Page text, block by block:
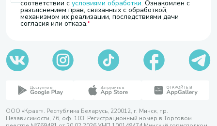
соответствии с условиями обработки. Ознакомлен с
разъяснением прав, связанных с обработкой,
механизмом их реализации, последствиями дачи
согласия или отказа.
ООО «Кравт». Республика Беларусь, 220012, г. Минск, пр.
Независимости, 76, оф. 103. Регистрационный номер в Торговом